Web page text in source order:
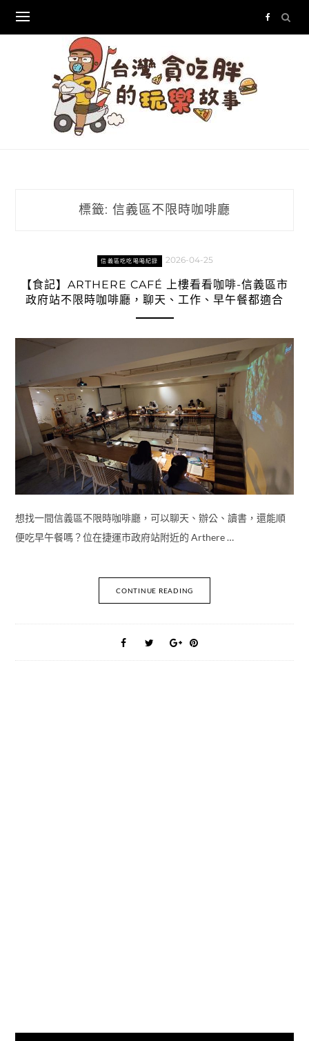
content
標籤: 信義區不限時咖啡廳
信義區吃吃喝喝紀錄 2026-04-25
【食記】ARTHERE CAFÉ 上樓看看咖啡-信義區市
政府站不限時咖啡廳，聊天、工作、早午餐都適合
想找一間信義區不限時咖啡廳，可以聊天、辦公、讀書，還能順
便吃早午餐嗎？位在捷運市政府站附近的 Arthere …
CONTINUE READING